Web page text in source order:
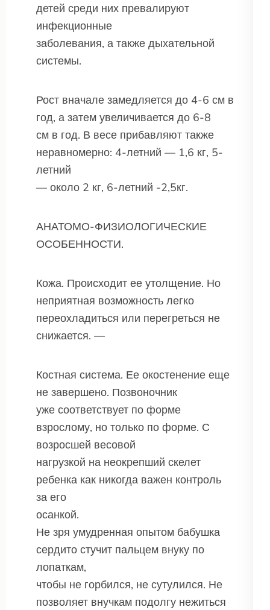
детей среди них превалируют
инфекционные
заболевания, а также дыхательной
системы.
Рост вначале замедляется до 4-6 см в
год, а затем увеличивается до 6-8
см в год. В весе прибавляют также
неравномерно: 4-летний — 1,6 кг, 5-
летний
— около 2 кг, 6-летний -2,5кг.
АНАТОМО-ФИЗИОЛОГИЧЕСКИЕ
ОСОБЕННОСТИ.
Кожа. Происходит ее утолщение. Но
неприятная возможность легко
переохладиться или перегреться не
снижается. —
Костная система. Ее окостенение еще
не завершено. Позвоночник
уже соответствует по форме
взрослому, но только по форме. С
возросшей весовой
нагрузкой на неокрепший скелет
ребенка как никогда важен контроль
за его
осанкой.
Не зря умудренная опытом бабушка
сердито стучит пальцем внуку по
лопаткам,
чтобы не горбился, не сутулился. Не
позволяет внучкам подолгу нежиться